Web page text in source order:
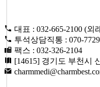
대표 : 032-665-2100 (외
투석상담직통 : 070-
팩스 : 032-326-2104
[14615] 경기도 부천시